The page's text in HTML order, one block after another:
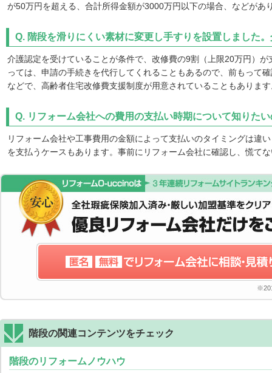
が50万円を超える、合計所得金額が3000万円以下の場合、などがあ
Q. 階段を滑りにくい素材に変更し手すりを設置しました
介護認定を受けていることが条件で、改修費の9割（上限20万円）
っては、申請の手続きを代行してくれることもあるので、前もって
などで、高齢者住宅改修費支援制度が用意されていることもありま
Q. リフォーム会社への費用の支払い時期について知りた
リフォーム会社や工事費用の金額によって支払いのタイミングは違
を支払うケースもあります。事前にリフォーム会社に確認し、慌て
階段の関連コンテンツをチェック
階段のリフォームノウハウ